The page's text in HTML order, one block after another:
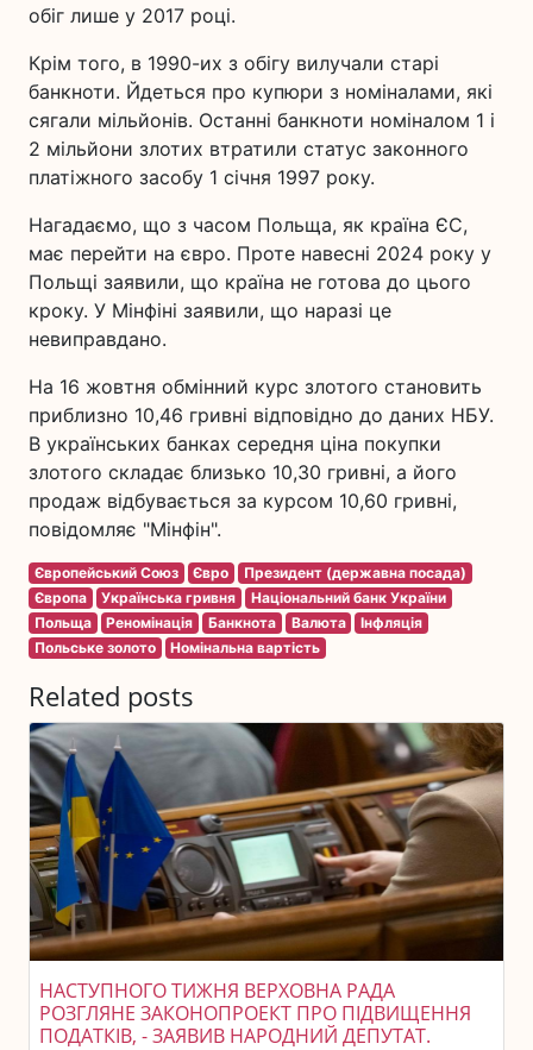
обіг лише у 2017 році.
Крім того, в 1990-их з обігу вилучали старі
банкноти. Йдеться про купюри з номіналами, які
сягали мільйонів. Останні банкноти номіналом 1 і
2 мільйони злотих втратили статус законного
платіжного засобу 1 січня 1997 року.
Нагадаємо, що з часом Польща, як країна ЄС,
має перейти на євро. Проте навесні 2024 року у
Польщі заявили, що країна не готова до цього
кроку. У Мінфіні заявили, що наразі це
невиправдано.
На 16 жовтня обмінний курс злотого становить
приблизно 10,46 гривні відповідно до даних НБУ.
В українських банках середня ціна покупки
злотого складає близько 10,30 гривні, а його
продаж відбувається за курсом 10,60 гривні,
повідомляє "Мінфін".
Європейський Союз Євро
Президент (державна посада)
Європа
Українська гривня
Національний банк України
Польща
Реномінація Банкнота Валюта
Інфляція
Польське золото
Номінальна вартість
Related posts
НАСТУПНОГО ТИЖНЯ ВЕРХОВНА РАДА
РОЗГЛЯНЕ ЗАКОНОПРОЕКТ ПРО ПІДВИЩЕННЯ
ПОДАТКІВ, - ЗАЯВИВ НАРОДНИЙ ДЕПУТАТ.